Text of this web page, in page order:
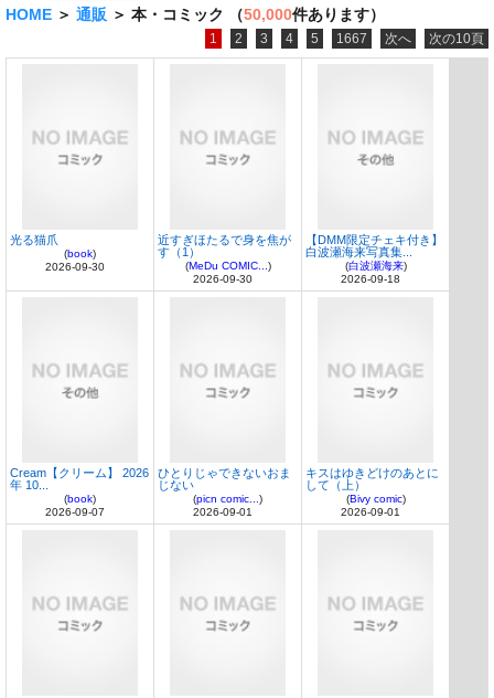
HOME ＞ 通販 ＞ 本・コミック （50,000件あります）
1 2 3 4 5 1667 次へ 次の10頁
光る猫爪
(book)
2026-09-30
近すぎほたるで身を焦が
す（1）
(MeDu COMIC...)
2026-09-30
【DMM限定チェキ付き】
白波瀬海来写真集...
(白波瀬海来)
2026-09-18
Cream【クリーム】 2026
年 10...
(book)
2026-09-07
ひとりじゃできないおま
じない
(picn comic...)
2026-09-01
キスはゆきどけのあとに
して（上）
(Bivy comic)
2026-09-01